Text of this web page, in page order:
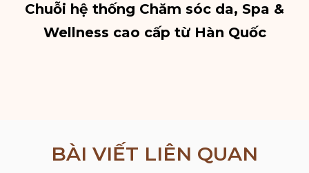
Chuỗi hệ thống Chăm sóc da, Spa &
Wellness cao cấp từ Hàn Quốc
BÀI VIẾT LIÊN QUAN